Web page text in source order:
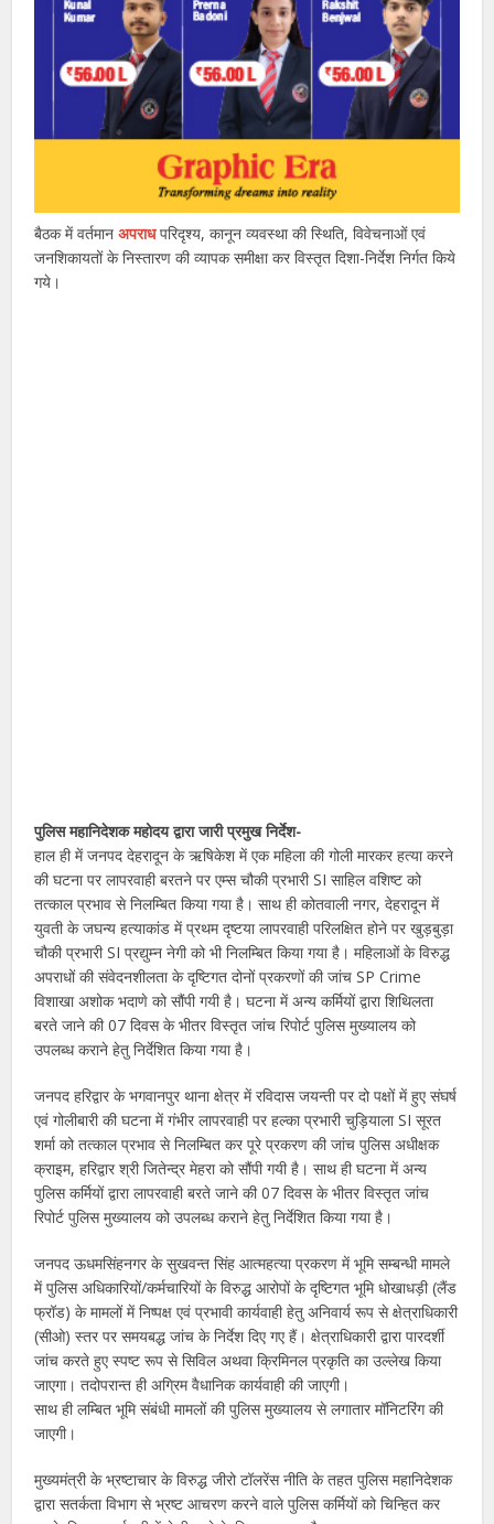
बैठक में वर्तमानअपराधपरिदृश्य, कानून व्यवस्था की स्थिति, विवेचनाओं एवं
जनशिकायतों के निस्तारण की व्यापक समीक्षा कर विस्तृत दिशा-निर्देश निर्गत किये
गये।
पुलिस महानिदेशक महोदय द्वारा जारी प्रमुख निर्देश-
हाल ही में जनपद देहरादून के ऋषिकेश में एक महिला की गोली मारकर हत्या करने
की घटना पर लापरवाही बरतने पर एम्स चौकी प्रभारी SI साहिल वशिष्ट को
तत्काल प्रभाव से निलम्बित किया गया है। साथ ही कोतवाली नगर, देहरादून में
युवती के जघन्य हत्याकांड में प्रथम दृष्टया लापरवाही परिलक्षित होने पर खुड़बुड़ा
चौकी प्रभारी SI प्रद्युम्न नेगी को भी निलम्बित किया गया है। महिलाओं के विरुद्ध
अपराधों की संवेदनशीलता के दृष्टिगत दोनों प्रकरणों की जांच SP Crime
विशाखा अशोक भदाणे को सौंपी गयी है। घटना में अन्य कर्मियों द्वारा शिथिलता
बरते जाने की 07 दिवस के भीतर विस्तृत जांच रिपोर्ट पुलिस मुख्यालय को
उपलब्ध कराने हेतु निर्देशित किया गया है।
जनपद हरिद्वार के भगवानपुर थाना क्षेत्र में रविदास जयन्ती पर दो पक्षों में हुए संघर्ष
एवं गोलीबारी की घटना में गंभीर लापरवाही पर हल्का प्रभारी चुड़ियाला SI सूरत
शर्मा को तत्काल प्रभाव से निलम्बित कर पूरे प्रकरण की जांच पुलिस अधीक्षक
क्राइम, हरिद्वार श्री जितेन्द्र मेहरा को सौंपी गयी है। साथ ही घटना में अन्य
पुलिस कर्मियों द्वारा लापरवाही बरते जाने की 07 दिवस के भीतर विस्तृत जांच
रिपोर्ट पुलिस मुख्यालय को उपलब्ध कराने हेतु निर्देशित किया गया है।
जनपद ऊधमसिंहनगर के सुखवन्त सिंह आत्महत्या प्रकरण में भूमि सम्बन्धी मामले
में पुलिस अधिकारियों/कर्मचारियों के विरुद्ध आरोपों के दृष्टिगत भूमि धोखाधड़ी (लैंड
फ्रॉड) के मामलों में निष्पक्ष एवं प्रभावी कार्यवाही हेतु अनिवार्य रूप से क्षेत्राधिकारी
(सीओ) स्तर पर समयबद्ध जांच के निर्देश दिए गए हैं। क्षेत्राधिकारी द्वारा पारदर्शी
जांच करते हुए स्पष्ट रूप से सिविल अथवा क्रिमिनल प्रकृति का उल्लेख किया
जाएगा। तदोपरान्त ही अग्रिम वैधानिक कार्यवाही की जाएगी।
साथ ही लम्बित भूमि संबंधी मामलों की पुलिस मुख्यालय से लगातार मॉनिटरिंग की
जाएगी।
मुख्यमंत्री के भ्रष्टाचार के विरुद्ध जीरो टॉलरेंस नीति के तहत पुलिस महानिदेशक
द्वारा सतर्कता विभाग से भ्रष्ट आचरण करने वाले पुलिस कर्मियों को चिन्हित कर